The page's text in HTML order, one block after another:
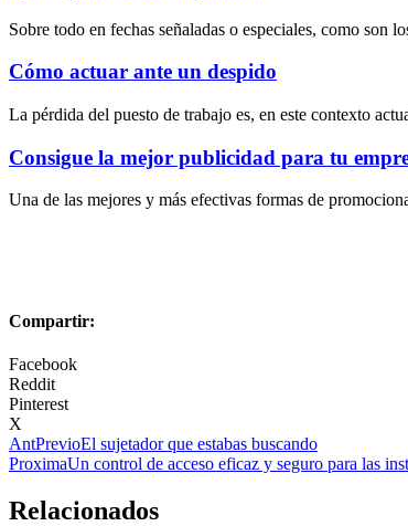
Sobre todo en fechas señaladas o especiales, como son
Cómo actuar ante un despido
La pérdida del puesto de trabajo es, en este contexto
Consigue la mejor publicidad para tu
Una de las mejores y más efectivas formas de
Compartir:
Facebook
Reddit
Pinterest
X
AntPrevioEl sujetador que estabas buscando
ProximaUn control de acceso eficaz y seguro para las
Relacionados